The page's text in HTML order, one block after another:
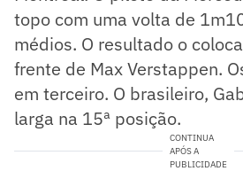
topo com uma volta de
médios. O resultado o
frente de Max Verstappen.
em terceiro. O brasileiro,
larga na 15ª posição.
CONTINUA
APÓS A
PUBLICIDADE